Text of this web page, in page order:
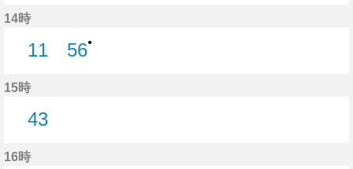
14時
11
56●
15時
43
16時